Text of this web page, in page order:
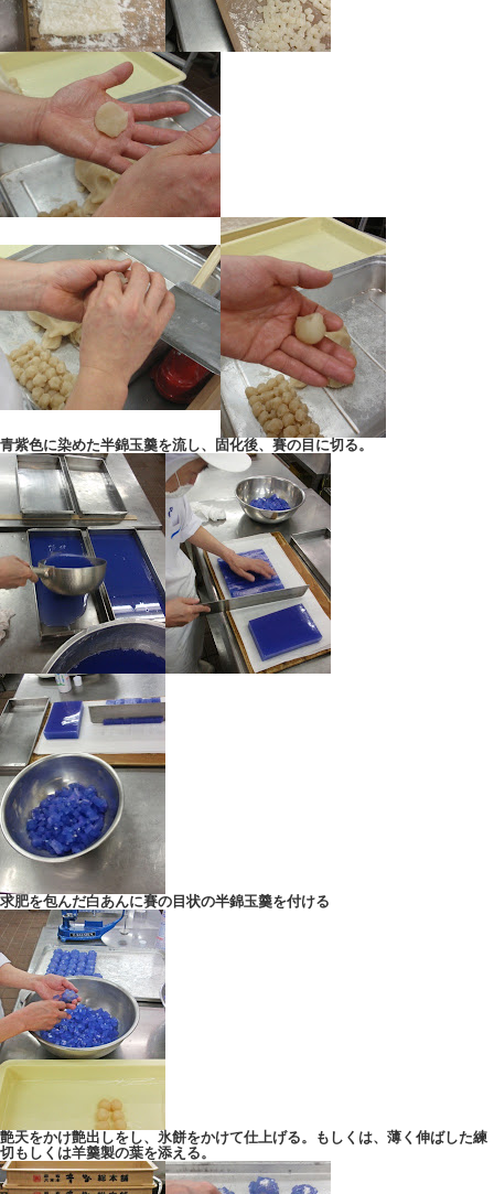
青紫色に染めた半錦玉羹を流し、固化後、賽の目に切る。
求肥を包んだ白あんに賽の目状の半錦玉羹を付ける
艶天をかけ艶出しをし、氷餅をかけて仕上げる。もしくは、薄く伸ばした練
切もしくは羊羹製の葉を添える。